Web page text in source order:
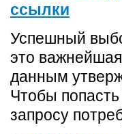
ссылки
Успешный
это
данным
Чтобы
запросу